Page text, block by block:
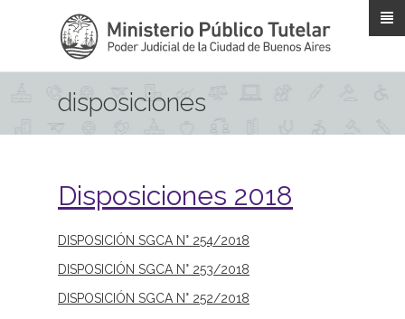
disposiciones
Disposiciones 2018
DISPOSICIÓN SGCA N° 254/2018
DISPOSICIÓN SGCA N° 253/2018
DISPOSICIÓN SGCA N° 252/2018